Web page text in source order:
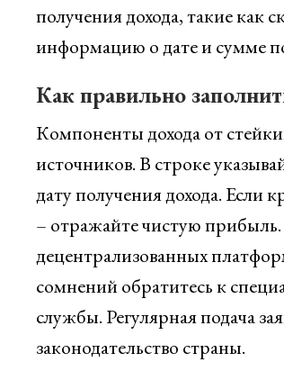
получения дохода, такие как
информацию о дате и сумме
Как правильно
Компоненты дохода от
источников. В строке
дату получения дохода. Если
– отражайте чистую прибыль.
децентрализованных
сомнений обратитесь к
службы. Регулярная подача
законодательство страны.